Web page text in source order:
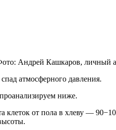
Андрей Кашкаров, личный
атмосферного давления.
ниже.
от пола в хлеву —